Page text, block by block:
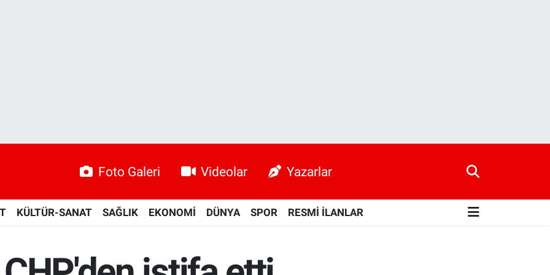
Foto Galeri Videolar Yazarlar
KÜLTÜR-SANAT SAĞLIK EKONOMİ DÜNYA SPOR RESMİ İLANLAR